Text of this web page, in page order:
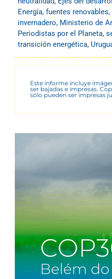
Energía, fuentes renovables,
invernadero, Ministerio de
Periodistas por el Planeta,
transición energética,
Este informe incluye
ser bajadas e impresas.
sólo pueden ser impresas